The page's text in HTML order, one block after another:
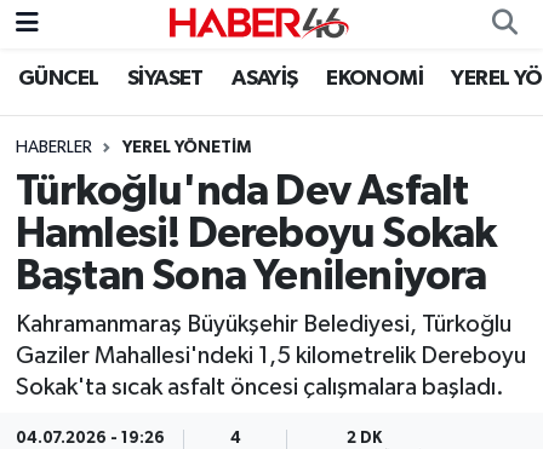
GÜNCEL SİYASET ASAYİŞ EKONOMİ YEREL
HABERLER YEREL YÖNETİM
Türkoğlu'nda Dev Asfalt
Hamlesi! Dereboyu Sokak
Baştan Sona Yenileniyora
Kahramanmaraş Büyükşehir Belediyesi, Türkoğlu
Gaziler Mahallesi'ndeki 1,5 kilometrelik Dereboyu
Sokak'ta sıcak asfalt öncesi çalışmalara başladı.
04.07.2026 - 19:26 4 2 DK
GÜNCEL
SİYASET
EKONOMİ
SPOR
YAŞAM
TEKNOLOJİ
Nöbetçi Eczaneler
Hava Durumu
Kahramanmaraş Namaz Vakitleri
Trafik Durumu
Süper Lig Puan Durumu ve Fikstür
Tüm Manşetler